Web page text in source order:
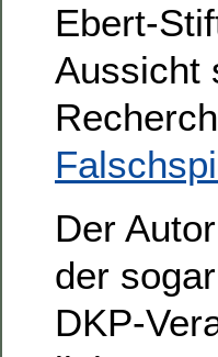
Ebert-
Aussicht
Der
der
DKP-